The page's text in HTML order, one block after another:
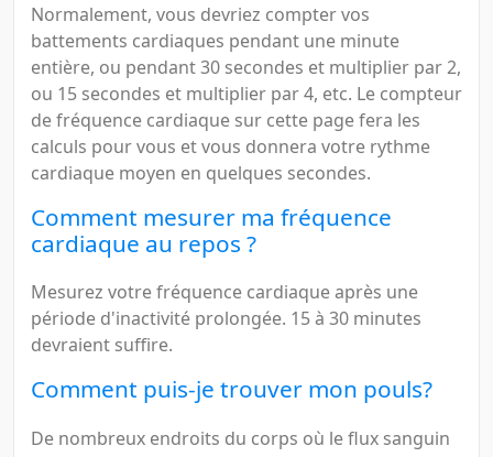
Normalement, vous devriez compter vos
battements cardiaques pendant une minute
entière, ou pendant 30 secondes et multiplier par 2,
ou 15 secondes et multiplier par 4, etc. Le compteur
de fréquence cardiaque sur cette page fera les
calculs pour vous et vous donnera votre rythme
cardiaque moyen en quelques secondes.
Comment mesurer ma fréquence
cardiaque au repos ?
Mesurez votre fréquence cardiaque après une
période d'inactivité prolongée. 15 à 30 minutes
devraient suffire.
Comment puis-je trouver mon pouls?
De nombreux endroits du corps où le flux sanguin